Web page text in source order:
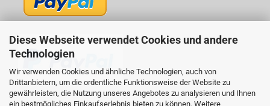
Diese Webseite verwendet Cookies und andere
Technologien
Wir verwenden Cookies und ähnliche Technologien, auch von
Drittanbietern, um die ordentliche Funktionsweise der Website zu
gewährleisten, die Nutzung unseres Angebotes zu analysieren und Ihnen
ein bestmögliches Einkaufserlebnis bieten zu können. Weitere